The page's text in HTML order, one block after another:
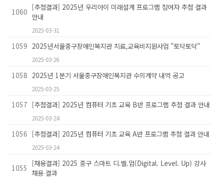
1060 [추첨결과] 2025년 우리아이 미래설계 프로그램 참여자 추첨 결과
안내
2025-03-31
1059 2025년서울중구장애인복지관 치료,교육비지원사업 "토닥토닥"
2025-03-26
1058 2025년 1분기 서울중구장애인복지관 수의계약 내역 공고
2025-03-25
1057 [추첨결과] 2025년 컴퓨터 기초 교육 B반 프로그램 추첨 결과 안내
2025-03-24
1056 [추첨결과] 2025년 컴퓨터 기초 교육 A반 프로그램 추첨 결과 안내
2025-03-24
1055 [채용결과] 2025 중구 스마트 디.벨.업(Digital. Level. Up) 강사
채용 결과